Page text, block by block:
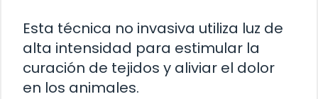
Esta técnica no invasiva utiliza luz de
alta intensidad para estimular la
curación de tejidos y aliviar el dolor
en los animales.